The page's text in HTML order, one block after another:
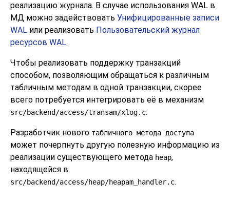
реализацию журнала. В случае использования WAL в
МД можно задействовать Унифицированные записи
WAL или реализовать Пользовательский журнал
ресурсов WAL.
Чтобы реализовать поддержку транзакций
способом, позволяющим обращаться к различным
табличным методам в одной транзакции, скорее
всего потребуется интегрировать её в механизм
src/backend/access/transam/xlog.c.
Разработчик нового табличного метода доступа
может почерпнуть другую полезную информацию из
реализации существующего метода heap,
находящейся в
src/backend/access/heap/heapam_handler.c.